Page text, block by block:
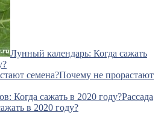
Лунный календарь: Когда сажать
Почему не прорастают
Рассада
в 2020 году?